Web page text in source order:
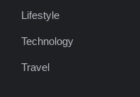
Lifestyle
Technology
Travel